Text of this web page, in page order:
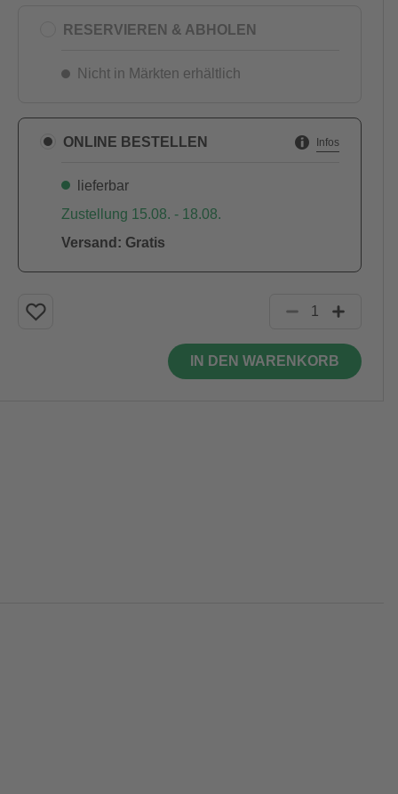
RESERVIEREN & ABHOLEN
Nicht in Märkten erhältlich
ONLINE BESTELLEN Infos
lieferbar
Zustellung 15.08. - 18.08.
Versand: Gratis
IN DEN WARENKORB